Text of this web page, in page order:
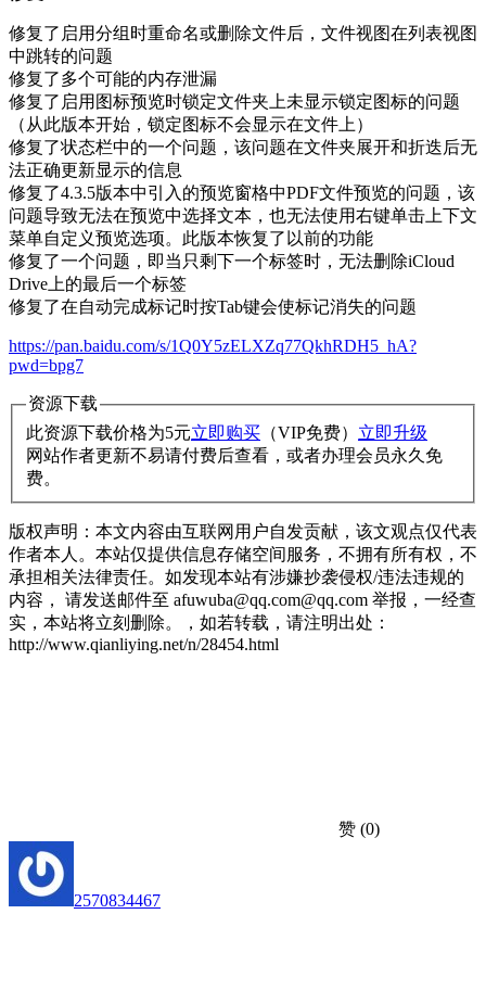
修复了启用分组时重命名或删除文件后，文件视图在列表视图
中跳转的问题
修复了多个可能的内存泄漏
修复了启用图标预览时锁定文件夹上未显示锁定图标的问题
（从此版本开始，锁定图标不会显示在文件上）
修复了状态栏中的一个问题，该问题在文件夹展开和折迭后无
法正确更新显示的信息
修复了4.3.5版本中引入的预览窗格中PDF文件预览的问题，该
问题导致无法在预览中选择文本，也无法使用右键单击上下文
菜单自定义预览选项。此版本恢复了以前的功能
修复了一个问题，即当只剩下一个标签时，无法删除iCloud
Drive上的最后一个标签
修复了在自动完成标记时按Tab键会使标记消失的问题
https://pan.baidu.com/s/1Q0Y5zELXZq77QkhRDH5_hA?
pwd=bpg7
资源下载
此资源下载价格为5元立即购买 （VIP免费） 立即升级
网站作者更新不易请付费后查看，或者办理会员永久免
费。
版权声明：本文内容由互联网用户自发贡献，该文观点仅代表
作者本人。本站仅提供信息存储空间服务，不拥有所有权，不
承担相关法律责任。如发现本站有涉嫌抄袭侵权/违法违规的
内容， 请发送邮件至 afuwuba@qq.com@qq.com 举报，一经查
实，本站将立刻删除。，如若转载，请注明出处：
http://www.qianliying.net/n/28454.html
赞 (0)
2570834467